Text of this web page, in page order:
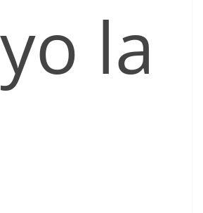
la